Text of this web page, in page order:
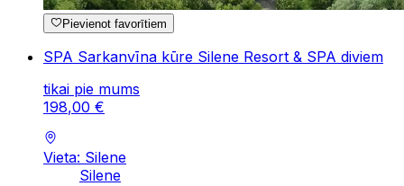
Pievienot favorītiem
SPA Sarkanvīna kūre Silene Resort & SPA diviem
tikai pie mums
198,00 €
Vieta: Silene
Silene